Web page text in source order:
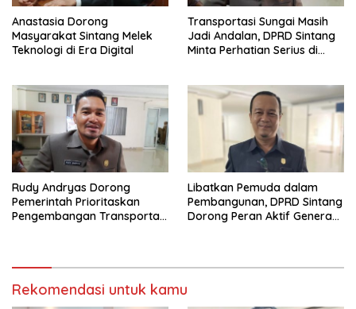
Anastasia Dorong
Masyarakat Sintang Melek
Teknologi di Era Digital
Transportasi Sungai Masih
Jadi Andalan, DPRD Sintang
Minta Perhatian Serius di
Rudy Andryas Dorong
Pemerintah Prioritaskan
Pengembangan Transportasi
Libatkan Pemuda dalam
Pembangunan, DPRD Sintang
Dorong Peran Aktif Generasi
Rekomendasi untuk kamu